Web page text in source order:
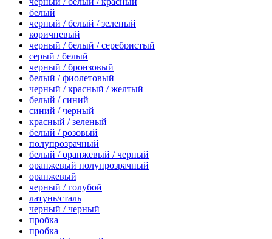
белый
черный / белый / зеленый
коричневый
черный / белый / серебристый
серый / белый
черный / бронзовый
белый / фиолетовый
черный / красный / желтый
белый / синий
синий / черный
красный / зеленый
белый / розовый
полупрозрачный
белый / оранжевый / черный
оранжевый полупрозрачный
оранжевый
черный / голубой
латунь/сталь
черный / черный
пробка
пробка